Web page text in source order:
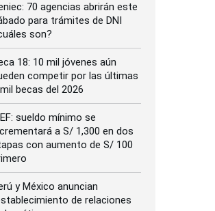
70 agencias abrirán este
para trámites de DNI
son?
18: 10 mil jóvenes aún
competir por las últimas
becas del 2026
sueldo mínimo se
a S/ 1,300 en dos
con aumento de S/ 100
y México anuncian
de relaciones